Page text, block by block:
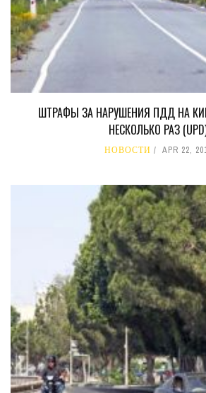
ШТРАФЫ ЗА НАРУШЕНИЯ ПДД НА
НЕСКОЛЬКО РАЗ
НОВОСТИ APR 22,